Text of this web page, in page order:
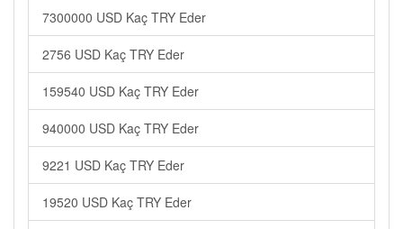
7300000 USD Kaç TRY Eder
2756 USD Kaç TRY Eder
159540 USD Kaç TRY Eder
940000 USD Kaç TRY Eder
9221 USD Kaç TRY Eder
19520 USD Kaç TRY Eder